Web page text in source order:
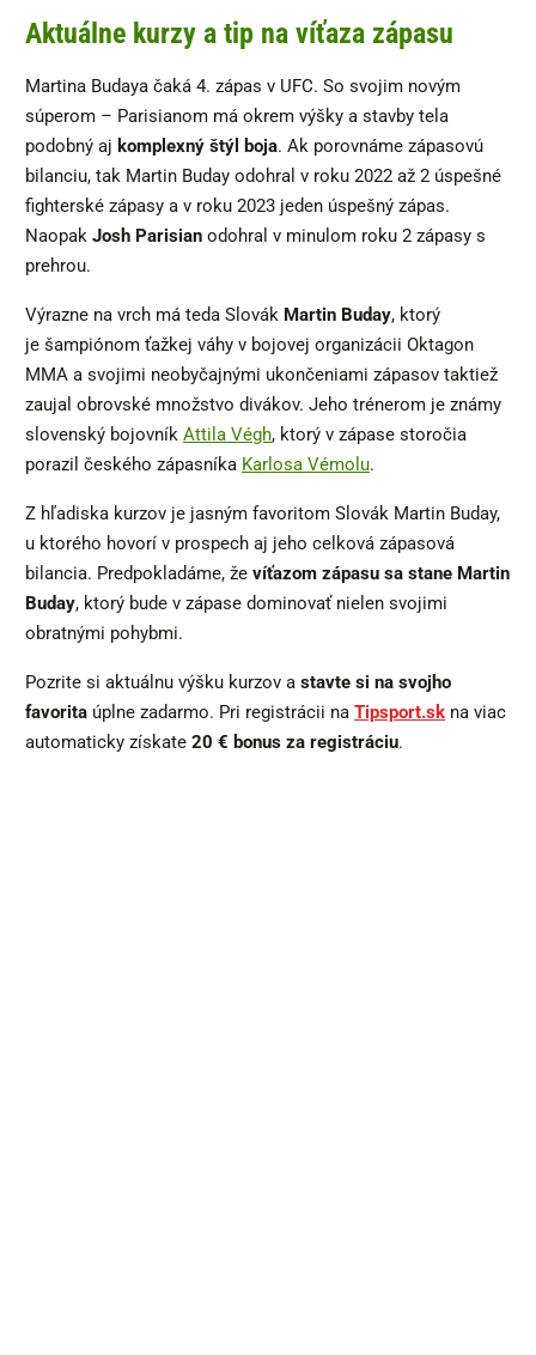
Aktuálne kurzy a tip na víťaza zápasu
Martina Budaya čaká 4. zápas v UFC. So svojim novým
súperom – Parisianom má okrem výšky a stavby tela
podobný aj komplexný štýl boja. Ak porovnáme zápasovú
bilanciu, tak Martin Buday odohral v roku 2022 až 2 úspešné
fighterské zápasy a v roku 2023 jeden úspešný zápas.
Naopak Josh Parisian odohral v minulom roku 2 zápasy s
prehrou.
Výrazne na vrch má teda Slovák Martin Buday, ktorý
je šampiónom ťažkej váhy v bojovej organizácii Oktagon
MMA a svojimi neobyčajnými ukončeniami zápasov taktiež
zaujal obrovské množstvo divákov. Jeho trénerom je známy
slovenský bojovník Attila Végh, ktorý v zápase storočia
porazil českého zápasníka Karlosa Vémolu.
Z hľadiska kurzov je jasným favoritom Slovák Martin Buday,
u ktorého hovorí v prospech aj jeho celková zápasová
bilancia. Predpokladáme, že víťazom zápasu sa stane Martin
Buday, ktorý bude v zápase dominovať nielen svojimi
obratnými pohybmi.
Pozrite si aktuálnu výšku kurzov a stavte si na svojho
favorita úplne zadarmo. Pri registrácii na Tipsport.sk na viac
automaticky získate 20 € bonus za registráciu.